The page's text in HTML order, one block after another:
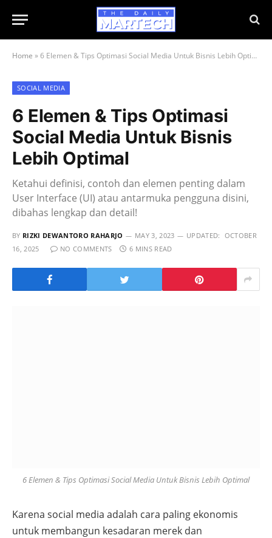
Home »6 Elemen & Tips Optimasi Social Media Untuk Bisnis Lebih Optimal
SOCIAL MEDIA
6 Elemen & Tips Optimasi
Social Media Untuk Bisnis
Lebih Optimal
Ketahui definisi, contoh dan elemen penting dalam
User Interface (UI) atau antarmuka pengguna disini,
dibahas lengkap dan detail!
BY RIZKI DEWANTORO RAHARJO MAY 3, 2023 UPDATED: OCTOBER
16, 2025
NO COMMENTS 6 MINS READ
6 Elemen & Tips Optimasi Social Media Untuk Bisnis Lebih Optimal
Karena social media adalah cara paling ekonomis
untuk membangun kesadaran merek dan